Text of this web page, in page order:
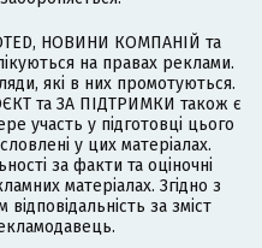
НОВИНИ КОМПАНІЙ та
на правах реклами.
які в них промотуються.
та ЗА ПІДТРИМКИ також є
участь у підготовці цього
у цих матеріалах.
за факти та оціночні
матеріалах. Згідно з
за зміст